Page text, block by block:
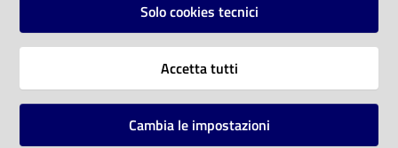
Vai alla pagina
Solo cookies tecnici
Accetta tutti
Cambia le impostazioni